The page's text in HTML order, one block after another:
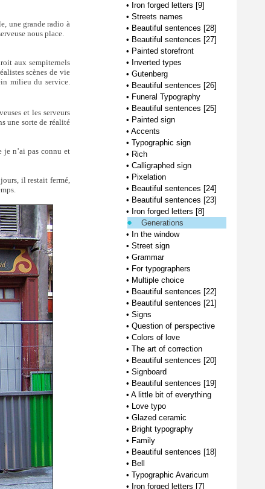
une grande radio à
nous place.
aux sempiternels
scènes de vie
milieu du service.
et les serveurs
une sorte de réalité
je n’ai pas connu et
il restait fermé,
• Iron forged letters [9]
• Streets names
• Beautiful sentences [28]
• Beautiful sentences [27]
• Painted storefront
• Inverted types
• Gutenberg
• Beautiful sentences [26]
• Funeral Typography
• Beautiful sentences [25]
• Painted sign
• Accents
• Typographic sign
• Rich
• Calligraphed sign
• Pixelation
• Beautiful sentences [24]
• Beautiful sentences [23]
• Iron forged letters [8]
Generations
• In the window
• Street sign
• Grammar
• For typographers
• Multiple choice
• Beautiful sentences [22]
• Beautiful sentences [21]
• Signs
• Question of perspective
• Colors of love
• The art of correction
• Beautiful sentences [20]
• Signboard
• Beautiful sentences [19]
• A little bit of everything
• Love typo
• Glazed ceramic
• Bright typography
• Family
• Beautiful sentences [18]
• Bell
• Typographic Avaricum
• Iron forged letters [7]